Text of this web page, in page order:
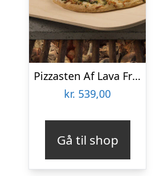
Pizzasten Af Lava Fra Etna
kr. 539,00
Gå til shop